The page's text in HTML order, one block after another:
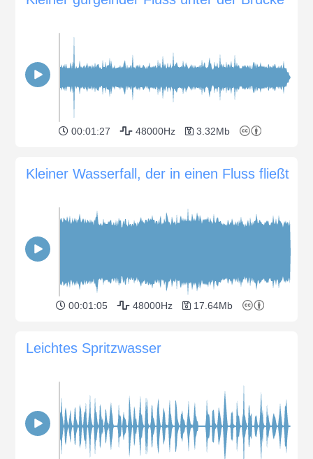
00:01:27 48000Hz 3.32Mb
Kleiner Wasserfall, der in einen Fluss fließt
00:01:05 48000Hz 17.64Mb
Leichtes Spritzwasser